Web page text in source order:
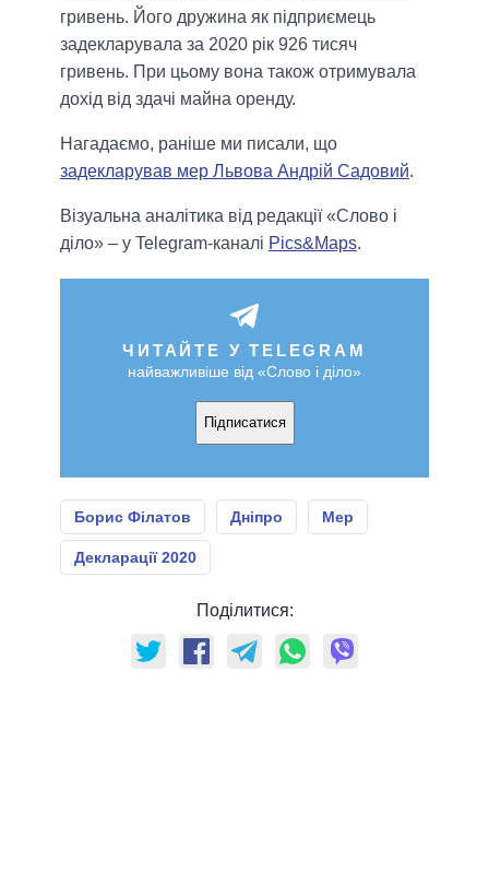
гривень. Його дружина як підприємець
задекларувала за 2020 рік 926 тисяч
гривень. При цьому вона також отримувала
дохід від здачі майна оренду.
Нагадаємо, раніше ми писали, що
задекларував мер Львова Андрій Садовий.
Візуальна аналітика від редакції «Слово і
діло» – у Telegram-каналі Pics&Maps.
ЧИТАЙТЕ У TELEGRAM
найважливіше від «Слово і діло»
Підписатися
Борис Філатов Дніпро Мер
Декларації 2020
Поділитися: